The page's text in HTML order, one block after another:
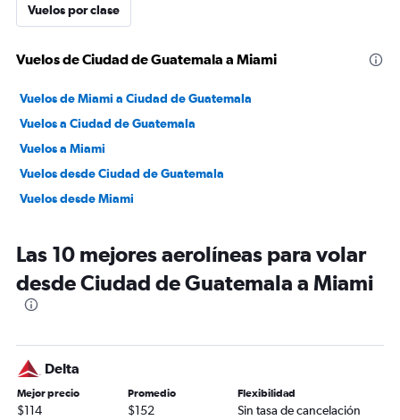
Vuelos por clase
Vuelos de Ciudad de Guatemala a Miami
Vuelos de Miami a Ciudad de Guatemala
Vuelos a Ciudad de Guatemala
Vuelos a Miami
Vuelos desde Ciudad de Guatemala
Vuelos desde Miami
Las 10 mejores aerolíneas para volar
desde Ciudad de Guatemala a Miami
Delta
Mejor precio
$114
Promedio
$152
Flexibilidad
Sin tasa de cancelación